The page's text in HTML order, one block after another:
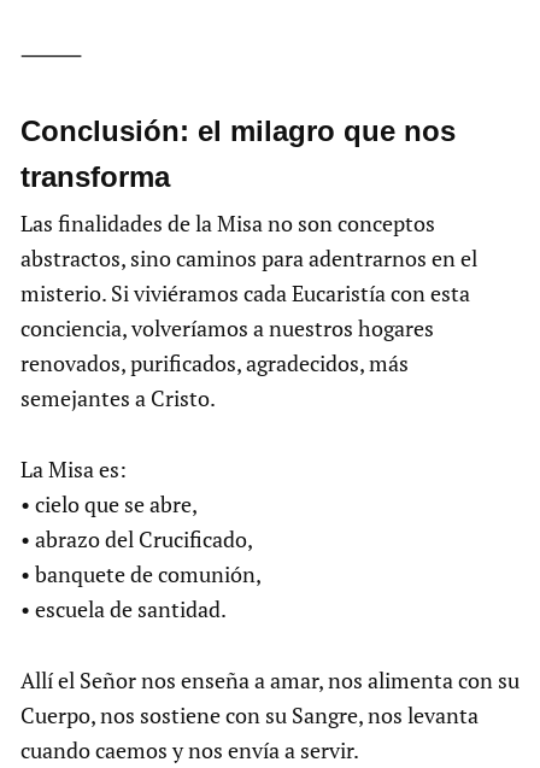
⸻
Conclusión: el milagro que nos
transforma
Las finalidades de la Misa no son conceptos
abstractos, sino caminos para adentrarnos en el
misterio. Si viviéramos cada Eucaristía con esta
conciencia, volveríamos a nuestros hogares
renovados, purificados, agradecidos, más
semejantes a Cristo.
La Misa es:
• cielo que se abre,
• abrazo del Crucificado,
• banquete de comunión,
• escuela de santidad.
Allí el Señor nos enseña a amar, nos alimenta con su
Cuerpo, nos sostiene con su Sangre, nos levanta
cuando caemos y nos envía a servir.